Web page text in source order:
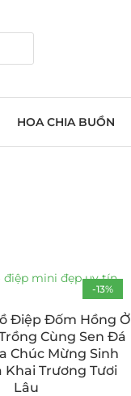
HOA CHIA BUỒN
-13%
Điệp Đốm Hồng Ở
Cùng Sen Đá
Chúc Mừng Sinh
Khai Trương Tươi
Lâu